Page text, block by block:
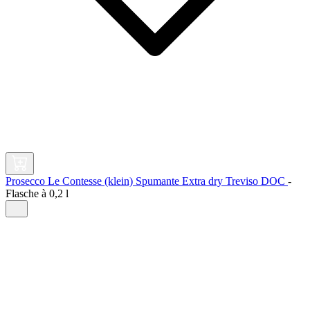
Prosecco Le Contesse (klein) Spumante Extra dry Treviso DOC -
Flasche à 0,2 l